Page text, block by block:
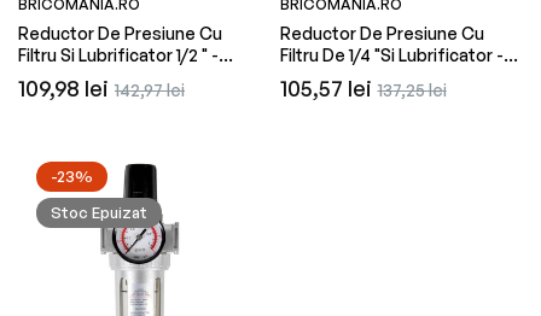
BRICOMANIA.RO
Reductor De Presiune Cu
Filtru Si Lubrificator 1/2 " -
BS4626
Preț
109,98 lei Preț
142,97 lei
BRICOMANIA.RO
Reductor De Presiune Cu
Filtru De 1/4 "si Lubrificator -
BS4624
Preț
105,57 leiPreț
137,25 lei
-23%
Stoc Epuizat